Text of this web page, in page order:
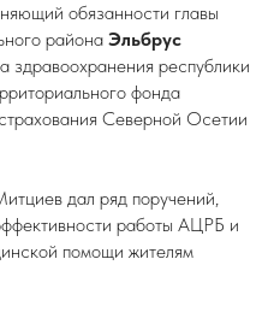
обязанности главы
района Эльбрус
здравоохранения республики
фонда
Северной Осетии
дал ряд поручений,
работы АЦРБ и
помощи жителям